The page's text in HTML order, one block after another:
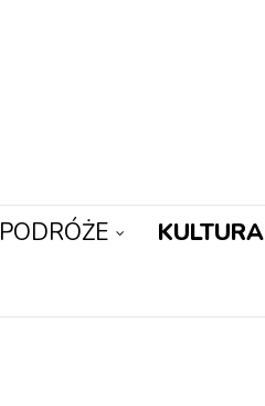
PODRÓŻE KULTURA